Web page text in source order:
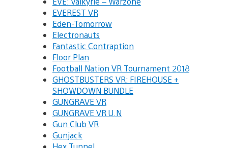
EVEREST VR
Eden-Tomorrow
Electronauts
Fantastic Contraption
Floor Plan
Football Nation VR Tournament 2018
GHOSTBUSTERS VR: FIREHOUSE +
SHOWDOWN BUNDLE
GUNGRAVE VR
GUNGRAVE VR U.N
Gun Club VR
Gunjack